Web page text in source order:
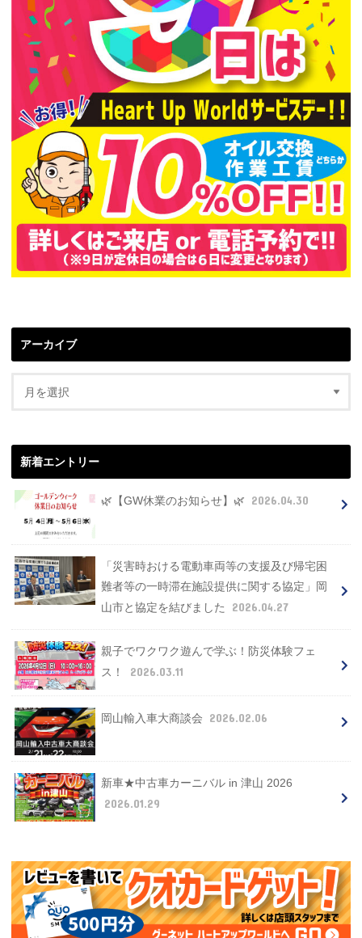
アーカイブ
新着エントリー
🌿【GW休業のお知らせ】🌿 2026.04.30
「災害時おける電動車両等の支援及び帰宅困
難者等の一時滞在施設提供に関する協定」岡
山市と協定を結びました
2026.04.27
親子でワクワク遊んで学ぶ！防災体験フェ
ス！
2026.03.11
岡山輸入車大商談会 2026.02.06
新車★中古車カーニバル in 津山 2026
2026.01.29